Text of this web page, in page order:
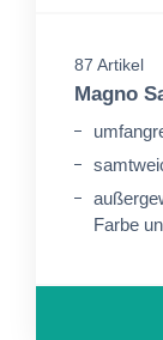
87 Artikel
Magno
Farbe